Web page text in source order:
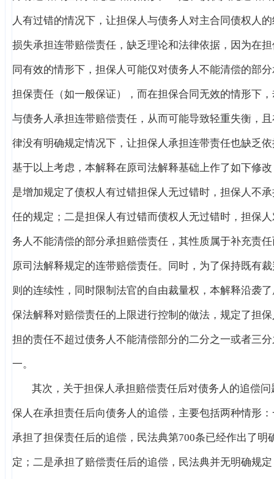
人有过错的情况下，让担保人与债务人对主合同债权人
损失承担连带赔偿责任，缺乏理论和法律依据，因为在
同有效的情形下，担保人可能仅对债务人不能清偿的部
担保责任（如一般保证），而在担保合同无效的情形下
与债务人承担连带赔偿责任，从而可能导致轻重失衡，
律没有明确规定情况下，让担保人承担连带责任也缺乏
基于以上考虑，本解释在原司法解释基础上作了如下修
是增加规定了债权人有过错担保人无过错时，担保人不
任的规定；二是担保人有过错而债权人无过错时，担保
务人不能清偿的部分承担赔偿责任，其性质属于补充责
原司法解释规定的连带赔偿责任。同时，为了保持既有
则的连续性，同时限制法官的自由裁量权，本解释沿袭
保法解释对赔偿责任的上限进行控制的做法，规定了担
担的责任不超过债务人不能清偿部分的二分之一或者三分
一。
其次，关于担保人承担赔偿责任后对债务人的追偿问
保人在承担责任后向债务人的追偿，主要包括两种情形
承担了担保责任后的追偿，民法典第700条已经作出了明
定；二是承担了赔偿责任后的追偿，民法典并无明确规